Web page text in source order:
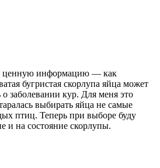
ценную информацию — как
бугристая скорлупа яйца может
о заболевании кур. Для меня это
выбирать яйца не самые
птиц. Теперь при выборе буду
и на состояние скорлупы.